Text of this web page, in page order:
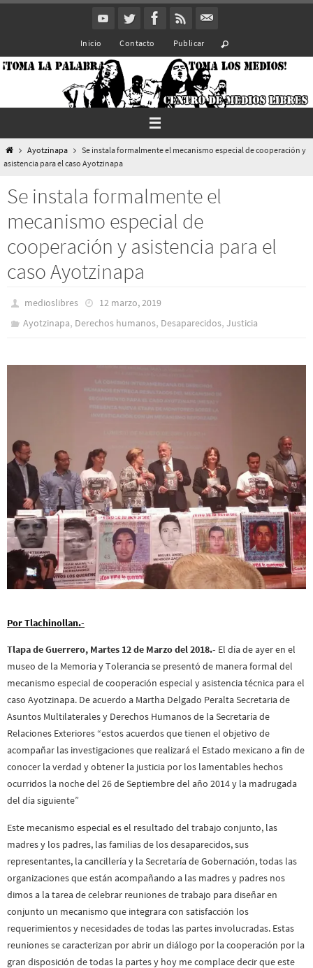
Inicio Contacto Publicar
InicioAyotzinapa
Se instala formalmente el mecanismo especial de cooperación y
asistencia para el caso Ayotzinapa
Se instala formalmente el
mecanismo especial de
cooperación y asistencia para el
caso Ayotzinapa
medioslibres
12 marzo, 2019
Ayotzinapa, Derechos humanos, Desaparecidos,Justicia
Por Tlachinollan.-
Tlapa de Guerrero, Martes 12 de Marzo del 2018.- El día de ayer en el
museo de la Memoria y Tolerancia se presentó de manera formal del
mecanismo especial de cooperación especial y asistencia técnica para el
caso Ayotzinapa. De acuerdo a Martha Delgado Peralta Secretaria de
Asuntos Multilaterales y Derechos Humanos de la Secretaría de
Relaciones Exteriores “estos acuerdos que tienen el objetivo de
acompañar las investigaciones que realizará el Estado mexicano a fin de
conocer la verdad y obtener la justicia por los lamentables hechos
ocurridos la noche del 26 de Septiembre del año 2014 y la madrugada
del día siguiente”
Este mecanismo especial es el resultado del trabajo conjunto, las
madres y los padres, las familias de los desaparecidos, sus
representantes, la cancillería y la Secretaría de Gobernación, todas las
organizaciones que están acompañando a las madres y padres nos
dimos a la tarea de celebrar reuniones de trabajo para diseñar en
conjunto un mecanismo que integrara con satisfacción los
requerimientos y necesidades de todas las partes involucradas. Estas
reuniones se caracterizan por abrir un diálogo por la cooperación por la
gran disposición de todas la partes y hoy me complace decir que este